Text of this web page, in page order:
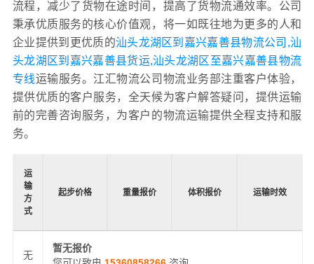
流程，减少了货物在途时间，提高了货物流通效率。公司
秉承优质服务的核心价值观，将一如既往地为更多的人和
企业提供到更优质的汕头龙湖区到嘉兴嘉善县物流公司,汕
头龙湖区到嘉兴嘉善县货运,汕头龙湖区至嘉兴嘉善县物流
专线运输服务。江汇物流公司物流业务部注重客户体验，
提供优质的客户服务，全天候为客户解答疑问，提供运输
前的完善咨询服务，为客户的物流运输提供全程支持和服
务。
运
输
方
式
起步价格 重量报价 体积报价 运输时效
无
暂无报价